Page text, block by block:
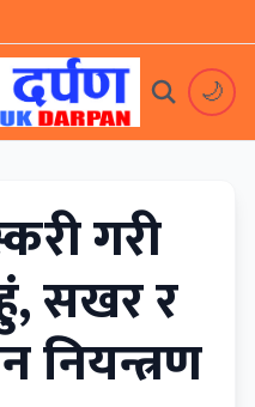
🌙
गरी
सखर र
नियन्त्रण